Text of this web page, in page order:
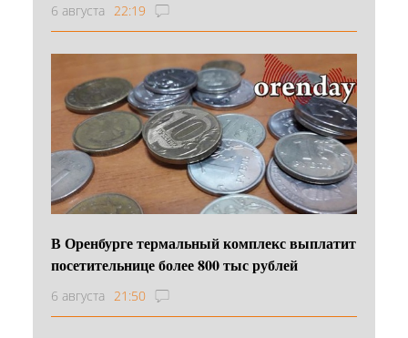
6 августа 22:19
В Оренбурге термальный комплекс выплатит
посетительнице более 800 тыс рублей
6 августа 21:50